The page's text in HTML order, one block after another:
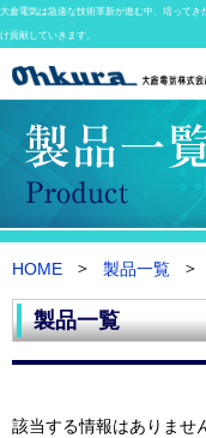
大倉電気は急速な技術革新が進む中、培って
け貢献していきます。
HOME 製品一覧
製品一覧
該当する情報はありませ